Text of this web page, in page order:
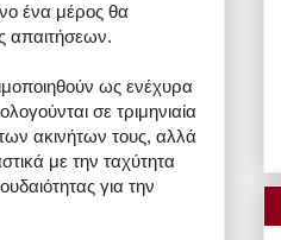
ένα μέρος θα
απαιτήσεων.
ως ενέχυρα
σε τριμηνιαία
ακινήτων τους, αλλά
με την ταχύτητα
για την